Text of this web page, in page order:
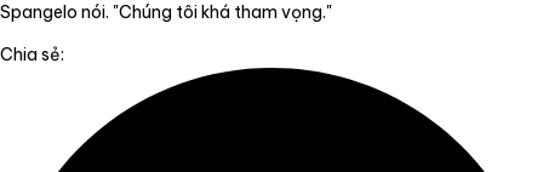
Spangelo nói. "Chúng tôi khá tham vọng."
Chia sẻ: